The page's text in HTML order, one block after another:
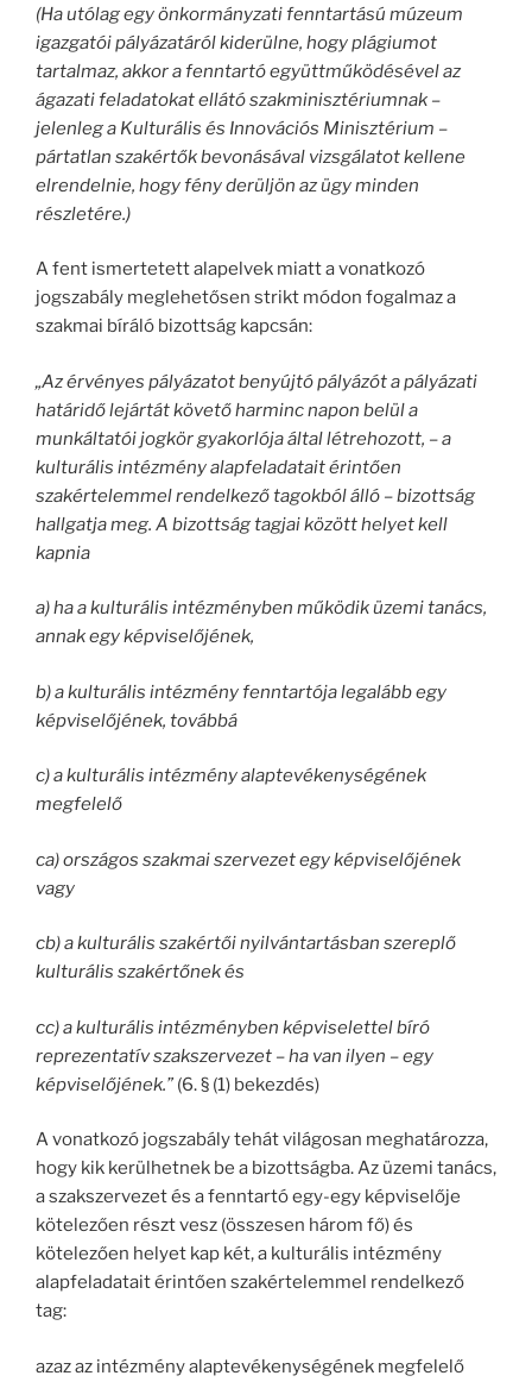
(Ha utólag egy önkormányzati fenntartású múzeum
igazgatói pályázatáról kiderülne, hogy plágiumot
tartalmaz, akkor a fenntartó együttműködésével az
ágazati feladatokat ellátó szakminisztériumnak –
jelenleg a Kulturális és Innovációs Minisztérium –
pártatlan szakértők bevonásával vizsgálatot kellene
elrendelnie, hogy fény derüljön az ügy minden
részletére.)
A fent ismertetett alapelvek miatt a vonatkozó
jogszabály meglehetősen strikt módon fogalmaz a
szakmai bíráló bizottság kapcsán:
„Az érvényes pályázatot benyújtó pályázót a pályázati
határidő lejártát követő harminc napon belül a
munkáltatói jogkör gyakorlója által létrehozott, – a
kulturális intézmény alapfeladatait érintően
szakértelemmel rendelkező tagokból álló – bizottság
hallgatja meg. A bizottság tagjai között helyet kell
kapnia
a) ha a kulturális intézményben működik üzemi tanács,
annak egy képviselőjének,
b) a kulturális intézmény fenntartója legalább egy
képviselőjének, továbbá
c) a kulturális intézmény alaptevékenységének
megfelelő
ca) országos szakmai szervezet egy képviselőjének
vagy
cb) a kulturális szakértői nyilvántartásban szereplő
kulturális szakértőnek és
cc) a kulturális intézményben képviselettel bíró
reprezentatív szakszervezet – ha van ilyen – egy
képviselőjének.” (6. § (1) bekezdés)
A vonatkozó jogszabály tehát világosan meghatározza,
hogy kik kerülhetnek be a bizottságba. Az üzemi tanács,
a szakszervezet és a fenntartó egy-egy képviselője
kötelezően részt vesz (összesen három fő) és
kötelezően helyet kap két, a kulturális intézmény
alapfeladatait érintően szakértelemmel rendelkező
tag:
azaz az intézmény alaptevékenységének megfelelő